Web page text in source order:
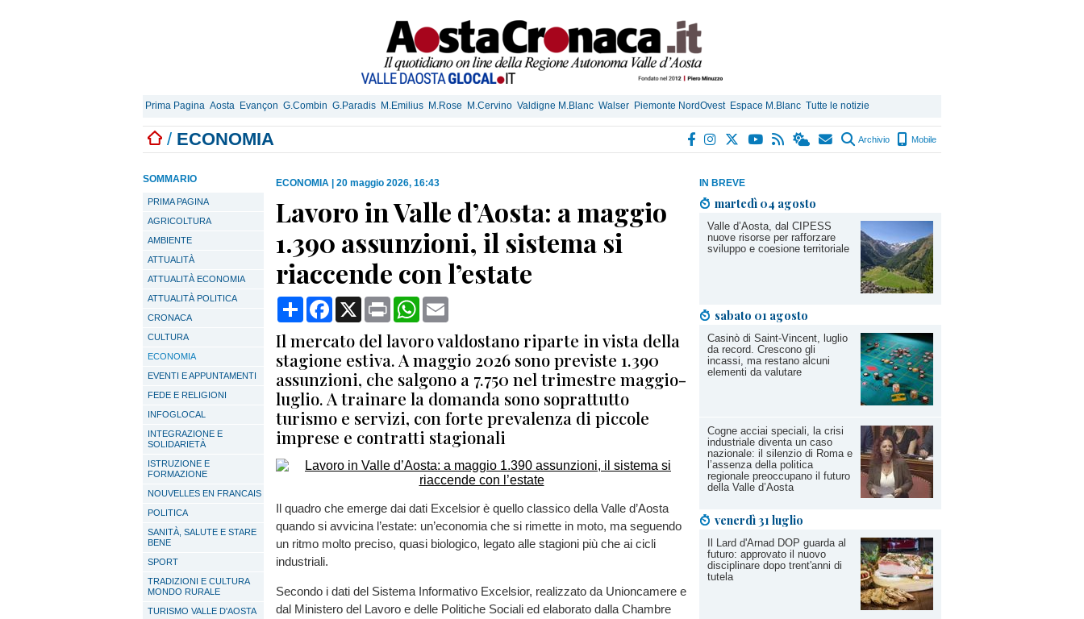
Prima Pagina Aosta Evançon G.Combin G.Paradis M.Emilius M.Rose M.Cervino Valdigne M.Blanc Walser Piemonte NordOvest Espace M.Blanc Tutte le notizie
/ ECONOMIA Archivio Mobile
IN BREVE
martedì 04 agosto
Valle d’Aosta, dal CIPESS
nuove risorse per rafforzare
sviluppo e coesione territoriale
sabato 01 agosto
Casinò di Saint-Vincent, luglio
da record. Crescono gli
incassi, ma restano alcuni
elementi da valutare
Cogne acciai speciali, la crisi
industriale diventa un caso
nazionale: il silenzio di Roma e
l’assenza della politica
regionale preoccupano il futuro
della Valle d’Aosta
venerdì 31 luglio
Il Lard d'Arnad DOP guarda al
futuro: approvato il nuovo
disciplinare dopo trent'anni di
tutela
SOMMARIO
PRIMA PAGINA
AGRICOLTURA
AMBIENTE
ATTUALITÀ
ATTUALITÀ ECONOMIA
ATTUALITÀ POLITICA
CRONACA
CULTURA
ECONOMIA
EVENTI E APPUNTAMENTI
FEDE E RELIGIONI
INFOGLOCAL
INTEGRAZIONE E
SOLIDARIETÀ
ISTRUZIONE E
FORMAZIONE
NOUVELLES EN FRANCAIS
POLITICA
SANITÀ, SALUTE E STARE
BENE
SPORT
TRADIZIONI E CULTURA
MONDO RURALE
TURISMO VALLE D'AOSTA
ECONOMIA 20 maggio 2026, 16:43
Lavoro in Valle d’Aosta: a maggio
1.390 assunzioni, il sistema si
riaccende con l’estate
CondividiFacebook
X Print WhatsApp
Il mercato del lavoro valdostano riparte in vista della
stagione estiva. A maggio 2026 sono previste 1.390
assunzioni, che salgono a 7.750 nel trimestre maggio-
luglio. A trainare la domanda sono soprattutto
turismo e servizi, con forte prevalenza di piccole
imprese e contratti stagionali
Il quadro che emerge dai dati Excelsior è quello classico della Valle d’Aosta
quando si avvicina l’estate: un’economia che si rimette in moto, ma seguendo
un ritmo molto preciso, quasi biologico, legato alle stagioni più che ai cicli
industriali.
Secondo i dati del Sistema Informativo Excelsior, realizzato da Unioncamere e
dal Ministero del Lavoro e delle Politiche Sociali ed elaborato dalla Chambre